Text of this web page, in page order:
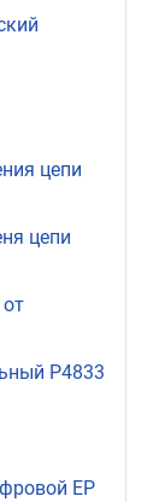
цепи
цепи
Р4833
ЕР